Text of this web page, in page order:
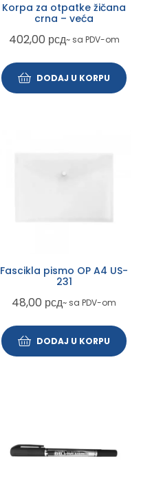
Korpa za otpatke žičana
crna – veća
402,00 рсд~ sa PDV-om
DODAJ U KORPU
Fascikla pismo OP A4 US-
231
48,00 рсд~ sa PDV-om
DODAJ U KORPU